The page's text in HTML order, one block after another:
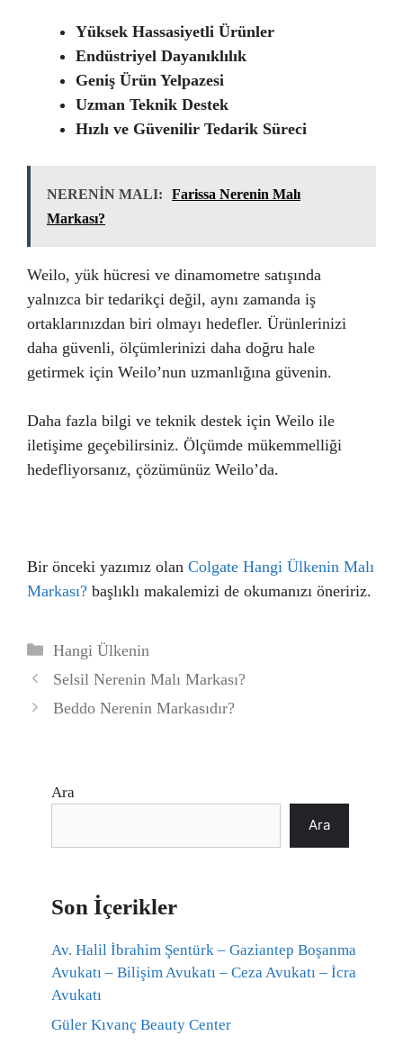
Yüksek Hassasiyetli Ürünler
Endüstriyel Dayanıklılık
Geniş Ürün Yelpazesi
Uzman Teknik Destek
Hızlı ve Güvenilir Tedarik Süreci
NERENİN MALI:
Farissa Nerenin Malı
Markası?
Weilo, yük hücresi ve dinamometre satışında
yalnızca bir tedarikçi değil, aynı zamanda iş
ortaklarınızdan biri olmayı hedefler. Ürünlerinizi
daha güvenli, ölçümlerinizi daha doğru hale
getirmek için Weilo’nun uzmanlığına güvenin.
Daha fazla bilgi ve teknik destek için Weilo ile
iletişime geçebilirsiniz. Ölçümde mükemmelliği
hedefliyorsanız, çözümünüz Weilo’da.
Bir önceki yazımız olan Colgate Hangi Ülkenin Malı
Markası? başlıklı makalemizi de okumanızı öneririz.
Kategoriler
Hangi Ülkenin
Selsil Nerenin Malı Markası?
Beddo Nerenin Markasıdır?
Ara
Ara
Son İçerikler
Av. Halil İbrahim Şentürk – Gaziantep Boşanma
Avukatı – Bilişim Avukatı – Ceza Avukatı – İcra
Avukatı
Güler Kıvanç Beauty Center